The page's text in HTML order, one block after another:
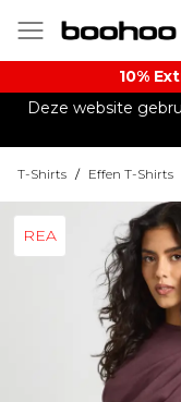
10%
Deze website
T-Shirts / Effen T-Shirts
REA